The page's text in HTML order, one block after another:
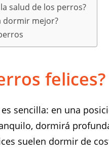
salud de los perros?
dormir mejor?
felices?
sencilla: en una
dormirá
suelen dormir de